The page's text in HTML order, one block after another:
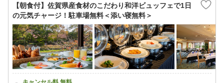
【朝食付】佐賀県産食材のこだわり和洋ビュッフェで1日
の元気チャージ！駐車場無料＜添い寝無料＞